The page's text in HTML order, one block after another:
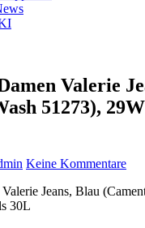
Valerie
51273),
Keine Kommentare
Jeans, Blau
30L